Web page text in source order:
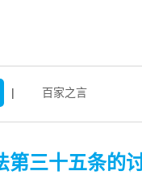
| 百家之言
第三十五条的